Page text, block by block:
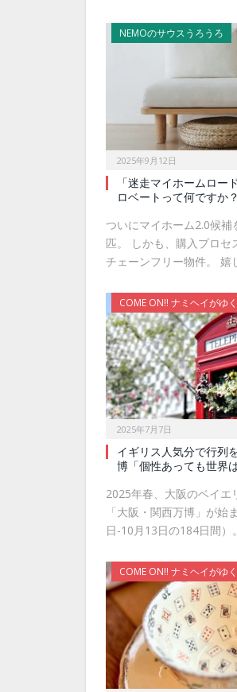
NEMOのサウスうろうろ
2025年9月12日
「迷走マイホームロ
ロベートって何ですか
ついにマイホーム2.0候補
匹。 しかも、購入プロセ
チェーンフリー物件。
COME ON!! ナミヘイがゆ
2025年7月7日
イギリス人気分で行
博「個性あっても世界
2025年春、大阪のベイエ
「大阪・関西万博」が始
日-10月13日の184日間
COME ON!! ナミヘイがゆ